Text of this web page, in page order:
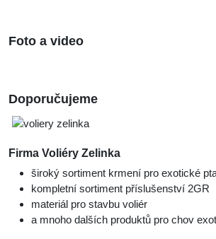
Foto a video
Doporučujeme
Firma Voliéry Zelinka
široký sortiment krmení pro exotické
kompletní sortiment příslušenství 2GR
materiál pro stavbu voliér
a mnoho dalších produktů pro chov